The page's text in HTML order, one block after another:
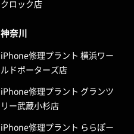
クロック店
神奈川
iPhone修理プラント 横浜ワー
ルドポーターズ店
iPhone修理プラント グランツ
リー武蔵小杉店
iPhone修理プラント ららぽー